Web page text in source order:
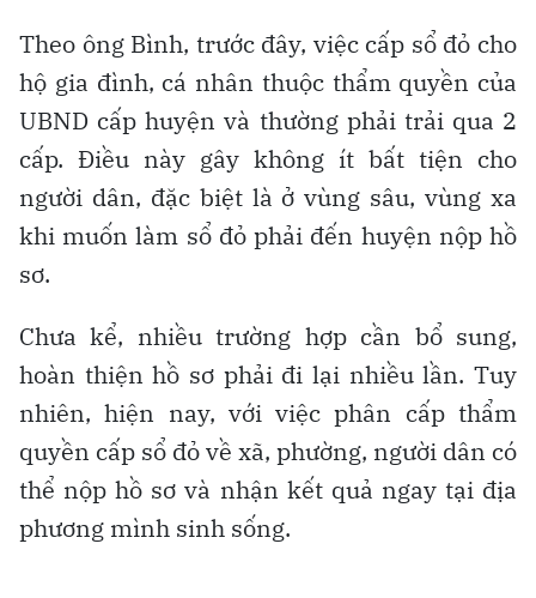
Theo ông Bình, trước đây, việc cấp sổ đỏ cho
hộ gia đình, cá nhân thuộc thẩm quyền của
UBND cấp huyện và thường phải trải qua 2
cấp. Điều này gây không ít bất tiện cho
người dân, đặc biệt là ở vùng sâu, vùng xa
khi muốn làm sổ đỏ phải đến huyện nộp hồ
sơ.
Chưa kể, nhiều trường hợp cần bổ sung,
hoàn thiện hồ sơ phải đi lại nhiều lần. Tuy
nhiên, hiện nay, với việc phân cấp thẩm
quyền cấp sổ đỏ về xã, phường, người dân có
thể nộp hồ sơ và nhận kết quả ngay tại địa
phương mình sinh sống.